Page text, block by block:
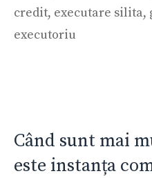
credit, executare silita,
executoriu
Când sunt mai
este instanța